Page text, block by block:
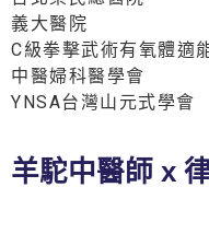
義大醫院
C級拳擊武術有氧體適
中醫婦科醫學會
YNSA台灣山元式學會
羊駝中醫師 x